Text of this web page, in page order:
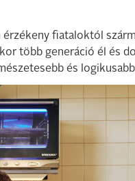
fiataloktól
több generáció él és
és